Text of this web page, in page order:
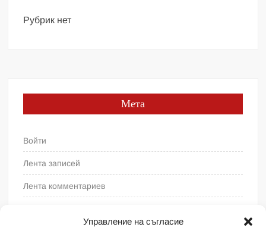
Управление на съгласие
Рубрик нет
Мета
Войти
Лента записей
Лента комментариев